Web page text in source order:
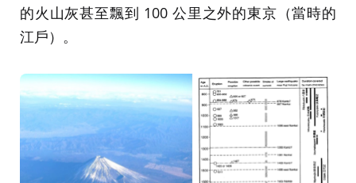
的火山灰甚至飄到 100 公里之外的東京（當時的
江戶）。